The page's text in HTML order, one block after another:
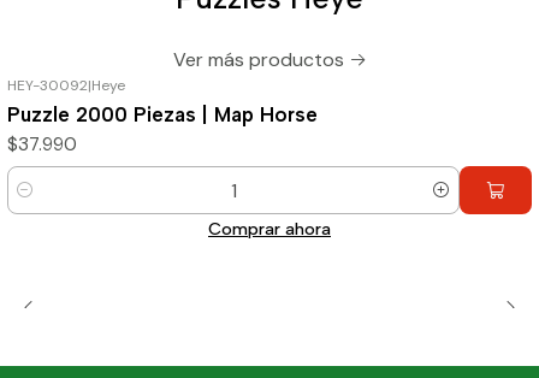
Ver más productos
HEY-30092|Heye
Puzzle 2000 Piezas | Map Horse
$37.990
Cantidad
Comprar ahora